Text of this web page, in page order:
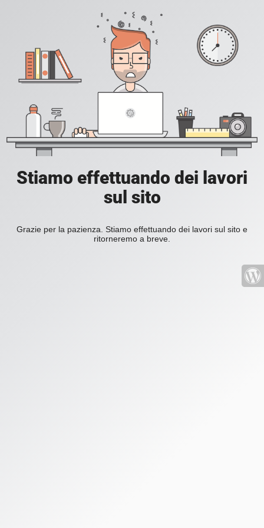
Stiamo effettuando dei lavori
sul sito
Grazie per la pazienza. Stiamo effettuando dei lavori sul sito e
ritorneremo a breve.